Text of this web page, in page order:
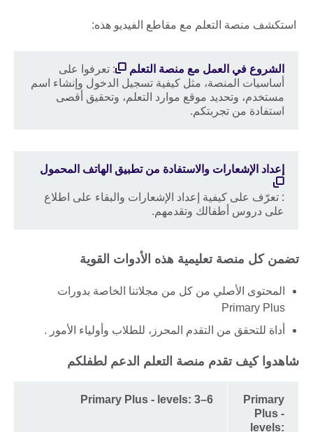
استكشف منصة التعلم مع مقاطع الفيديو هذه:
الشروع في العمل مع منصة التعلم
: تعرفوا على
أساسيات المنصة، مثل كيفية تسجيل الدخول وإنشاء اسم
مستخدم، وتحديد موقع موارد التعلم، وتحقيق أقصى
استفادة من تجربتكم.
إعداد الإشعارات والاستفادة من تطبيق الهاتف المحمول
: تعرّف على كيفية إعداد الإشعارات والبقاء على اطلاع
على دروس أطفالك وتقدمهم.
تضمن كل منصة تعليمية هذه الأدوات القوية
المحتوى الأصلي من كل من مجلاتنا الخاصة بدورات
Primary Plus
أداة للتحقق من التقدم المحرز، للطلاب وأولياء الأمور .
شاهدوا كيف تقدم منصة التعلم الدعم لطفلكم
Primary
Plus -
levels:
Primary Plus - levels: 3–6